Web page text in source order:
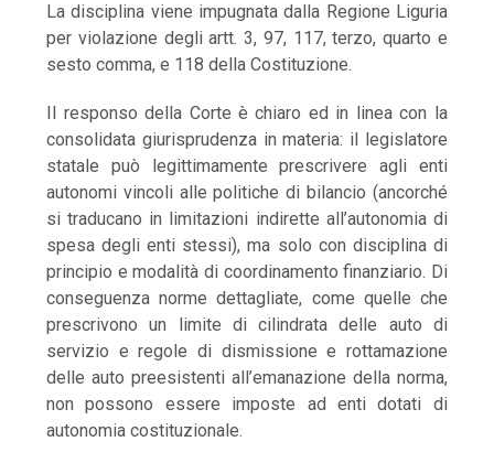
La disciplina viene impugnata dalla Regione Liguria
per violazione degli artt. 3, 97, 117, terzo, quarto e
sesto comma, e 118 della Costituzione.
Il responso della Corte è chiaro ed in linea con la
consolidata giurisprudenza in materia: il legislatore
statale può legittimamente prescrivere agli enti
autonomi vincoli alle politiche di bilancio (ancorché
si traducano in limitazioni indirette all’autonomia di
spesa degli enti stessi), ma solo con disciplina di
principio e modalità di coordinamento finanziario. Di
conseguenza norme dettagliate, come quelle che
prescrivono un limite di cilindrata delle auto di
servizio e regole di dismissione e rottamazione
delle auto preesistenti all’emanazione della norma,
non possono essere imposte ad enti dotati di
autonomia costituzionale.